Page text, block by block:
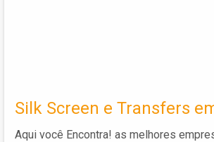
Silk Screen e Transfers
Aqui você Encontra! as melhores